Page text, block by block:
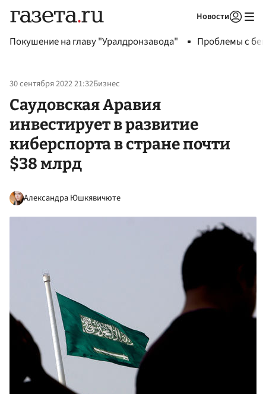
Новости
Покушение на главу "Уралдронзавода" Проблемы с
30 сентября 2022 21:32Бизнес
Саудовская Аравия
инвестирует в развитие
киберспорта в стране почти
$38 млрд
Александра Юшкявичюте